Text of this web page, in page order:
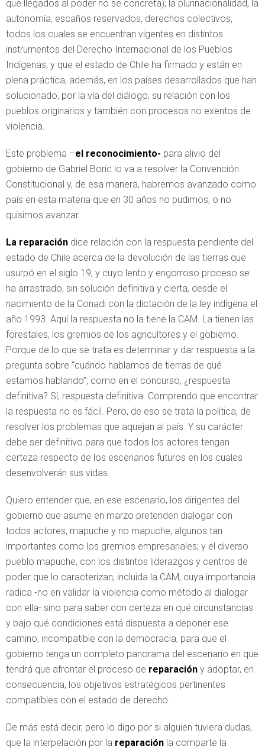
que llegados al poder no se concreta); la plurinacionalidad, la
autonomía, escaños reservados, derechos colectivos,
todos los cuales se encuentran vigentes en distintos
instrumentos del Derecho Internacional de los Pueblos
Indígenas, y que el estado de Chile ha firmado y están en
plena práctica, además, en los países desarrollados que han
solucionado, por la vía del diálogo, su relación con los
pueblos originarios y también con procesos no exentos de
violencia.
Este problema –el reconocimiento- para alivio del
gobierno de Gabriel Boric lo va a resolver la Convención
Constitucional y, de esa manera, habremos avanzado como
país en esta materia que en 30 años no pudimos, o no
quisimos avanzar.
La reparación dice relación con la respuesta pendiente del
estado de Chile acerca de la devolución de las tierras que
usurpó en el siglo 19, y cuyo lento y engorroso proceso se
ha arrastrado, sin solución definitiva y cierta, desde el
nacimiento de la Conadi con la dictación de la ley indígena el
año 1993. Aquí la respuesta no la tiene la CAM. La tienen las
forestales, los gremios de los agricultores y el gobierno.
Porque de lo que se trata es determinar y dar respuesta a la
pregunta sobre “cuándo hablamos de tierras de qué
estamos hablando”; como en el concurso, ¿respuesta
definitiva? Sí, respuesta definitiva. Comprendo que encontrar
la respuesta no es fácil. Pero, de eso se trata la política, de
resolver los problemas que aquejan al país. Y su carácter
debe ser definitivo para que todos los actores tengan
certeza respecto de los escenarios futuros en los cuales
desenvolverán sus vidas.
Quiero entender que, en ese escenario, los dirigentes del
gobierno que asume en marzo pretenden dialogar con
todos actores, mapuche y no mapuche, algunos tan
importantes como los gremios empresariales; y el diverso
pueblo mapuche, con los distintos liderazgos y centros de
poder que lo caracterizan, incluida la CAM, cuya importancia
radica -no en validar la violencia como método al dialogar
con ella- sino para saber con certeza en qué circunstancias
y bajo qué condiciones está dispuesta a deponer ese
camino, incompatible con la democracia, para que el
gobierno tenga un completo panorama del escenario en que
tendrá que afrontar el proceso de reparación y adoptar, en
consecuencia, los objetivos estratégicos pertinentes
compatibles con el estado de derecho.
De más está decir, pero lo digo por si alguien tuviera dudas,
que la interpelación por la reparación la comparte la